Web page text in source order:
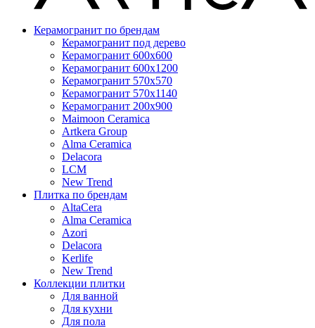
Керамогранит по брендам
Керамогранит под дерево
Керамогранит 600x600
Керамогранит 600x1200
Керамогранит 570x570
Керамогранит 570x1140
Керамогранит 200x900
Maimoon Ceramica
Artkera Group
Alma Ceramica
Delacora
LCM
New Trend
Плитка по брендам
AltaCera
Аlma Ceramica
Azori
Delacora
Kerlife
New Trend
Коллекции плитки
Для ванной
Для кухни
Для пола